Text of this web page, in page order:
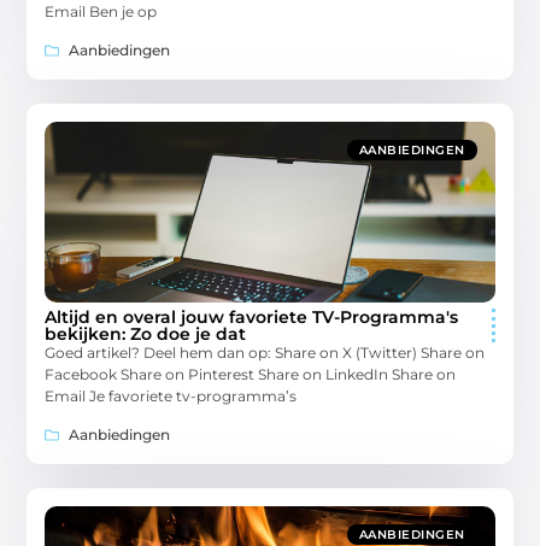
Email Ben je op
Aanbiedingen
AANBIEDINGEN
Altijd en overal jouw favoriete TV-Programma's
bekijken: Zo doe je dat
Goed artikel? Deel hem dan op: Share on X (Twitter) Share on
Facebook Share on Pinterest Share on LinkedIn Share on
Email Je favoriete tv-programma’s
Aanbiedingen
AANBIEDINGEN